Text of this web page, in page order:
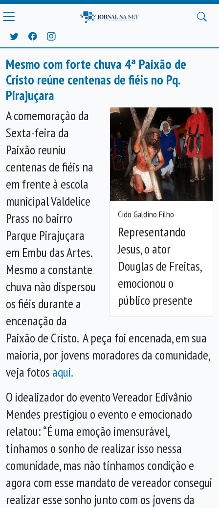
Mesmo com forte chuva 4ª Paixão de
Cristo reúne centenas de fiéis no Pq.
Pirajuçara
Cido Galdino Filho
Representando
Jesus, o ator
Douglas de Freitas,
emocionou o
público presente
Anterior
A comemoração da
Sexta-feira da
Paixão reuniu
centenas de fiéis na
em frente à escola
municipal Valdelice
Prass no bairro
Parque Pirajuçara
em Embu das Artes.
Mesmo a constante
chuva não dispersou
os fiéis durante a
encenação da
Paixão de Cristo. A peça foi encenada, em sua
maioria, por jovens moradores da comunidade,
veja fotos aqui.
O idealizador do evento Vereador Edivânio
Mendes prestigiou o evento e emocionado
relatou: “É uma emoção imensurável,
tínhamos o sonho de realizar isso nessa
comunidade, mas não tínhamos condição e
agora com esse mandato de vereador consegui
realizar esse sonho junto com os jovens da